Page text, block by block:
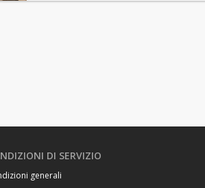
DI SERVIZIO
generali